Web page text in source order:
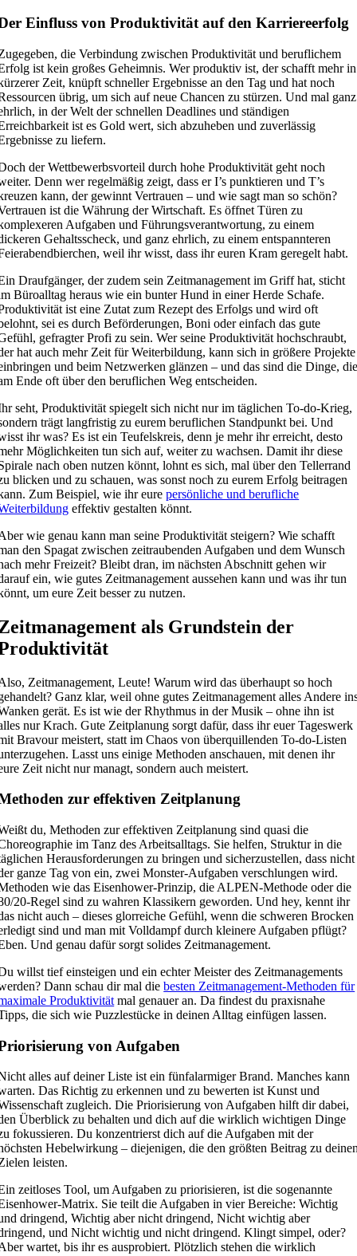
Einfluss von Produktivität auf den Karriereerfolg
die Verbindung zwischen Produktivität und beruflichem
ist kein großes Geheimnis. Wer produktiv ist, der schafft mehr in
Zeit, knüpft schneller Ergebnisse an den Tag und hat noch
übrig, um sich auf neue Chancen zu stürzen. Und mal ganz
in der Welt der schnellen Deadlines und ständigen
ist es Gold wert, sich abzuheben und zuverlässig
zu liefern.
der Wettbewerbsvorteil durch hohe Produktivität geht noch
Denn wer regelmäßig zeigt, dass er I’s punktieren und T’s
kann, der gewinnt Vertrauen – und wie sagt man so schön?
ist die Währung der Wirtschaft. Es öffnet Türen zu
Aufgaben und Führungsverantwortung, zu einem
Gehaltsscheck, und ganz ehrlich, zu einem entspannteren
weil ihr wisst, dass ihr euren Kram geregelt habt.
Draufgänger, der zudem sein Zeitmanagement im Griff hat, sticht
Büroalltag heraus wie ein bunter Hund in einer Herde Schafe.
ist eine Zutat zum Rezept des Erfolgs und wird oft
sei es durch Beförderungen, Boni oder einfach das gute
gefragter Profi zu sein. Wer seine Produktivität hochschraubt,
hat auch mehr Zeit für Weiterbildung, kann sich in größere Projekte
und beim Netzwerken glänzen – und das sind die Dinge,
Ende oft über den beruflichen Weg entscheiden.
seht, Produktivität spiegelt sich nicht nur im täglichen To-do-Krieg,
trägt langfristig zu eurem beruflichen Standpunkt bei. Und
ihr was? Es ist ein Teufelskreis, denn je mehr ihr erreicht, desto
Möglichkeiten tun sich auf, weiter zu wachsen. Damit ihr diese
nach oben nutzen könnt, lohnt es sich, mal über den Tellerrand
blicken und zu schauen, was sonst noch zu eurem Erfolg beitragen
Zum Beispiel, wie ihr eurepersönliche und berufliche
effektiv gestalten könnt.
wie genau kann man seine Produktivität steigern? Wie schafft
den Spagat zwischen zeitraubenden Aufgaben und dem Wunsch
mehr Freizeit? Bleibt dran, im nächsten Abschnitt gehen wir
ein, wie gutes Zeitmanagement aussehen kann und was ihr tun
um eure Zeit besser zu nutzen.
als Grundstein der
Zeitmanagement, Leute! Warum wird das überhaupt so hoch
Ganz klar, weil ohne gutes Zeitmanagement alles Andere
gerät. Es ist wie der Rhythmus in der Musik – ohne ihn ist
nur Krach. Gute Zeitplanung sorgt dafür, dass ihr euer Tageswerk
Bravour meistert, statt im Chaos von überquillenden To-do-Listen
Lasst uns einige Methoden anschauen, mit denen ihr
Zeit nicht nur managt, sondern auch meistert.
zur effektiven Zeitplanung
du, Methoden zur effektiven Zeitplanung sind quasi die
im Tanz des Arbeitsalltags. Sie helfen, Struktur in die
Herausforderungen zu bringen und sicherzustellen, dass nicht
ganze Tag von ein, zwei Monster-Aufgaben verschlungen wird.
wie das Eisenhower-Prinzip, die ALPEN-Methode oder die
20-Regel sind zu wahren Klassikern geworden. Und hey, kennt ihr
nicht auch – dieses glorreiche Gefühl, wenn die schweren Brocken
sind und man mit Volldampf durch kleinere Aufgaben pflügt?
Und genau dafür sorgt solides Zeitmanagement.
willst tief einsteigen und ein echter Meister des Zeitmanagements
Dann schau dir mal diebesten Zeitmanagement-Methoden für
Produktivität mal genauer an. Da findest du praxisnahe
die sich wie Puzzlestücke in deinen Alltag einfügen lassen.
von Aufgaben
alles auf deiner Liste ist ein fünfalarmiger Brand. Manches kann
Das Richtig zu erkennen und zu bewerten ist Kunst und
zugleich. Die Priorisierung von Aufgaben hilft dir dabei,
Überblick zu behalten und dich auf die wirklich wichtigen Dinge
fokussieren. Du konzentrierst dich auf die Aufgaben mit der
Hebelwirkung – diejenigen, die den größten Beitrag zu
leisten.
zeitloses Tool, um Aufgaben zu priorisieren, ist die sogenannte
Matrix. Sie teilt die Aufgaben in vier Bereiche: Wichtig
dringend, Wichtig aber nicht dringend, Nicht wichtig aber
und Nicht wichtig und nicht dringend. Klingt simpel, oder?
wartet, bis ihr es ausprobiert. Plötzlich stehen die wirklich